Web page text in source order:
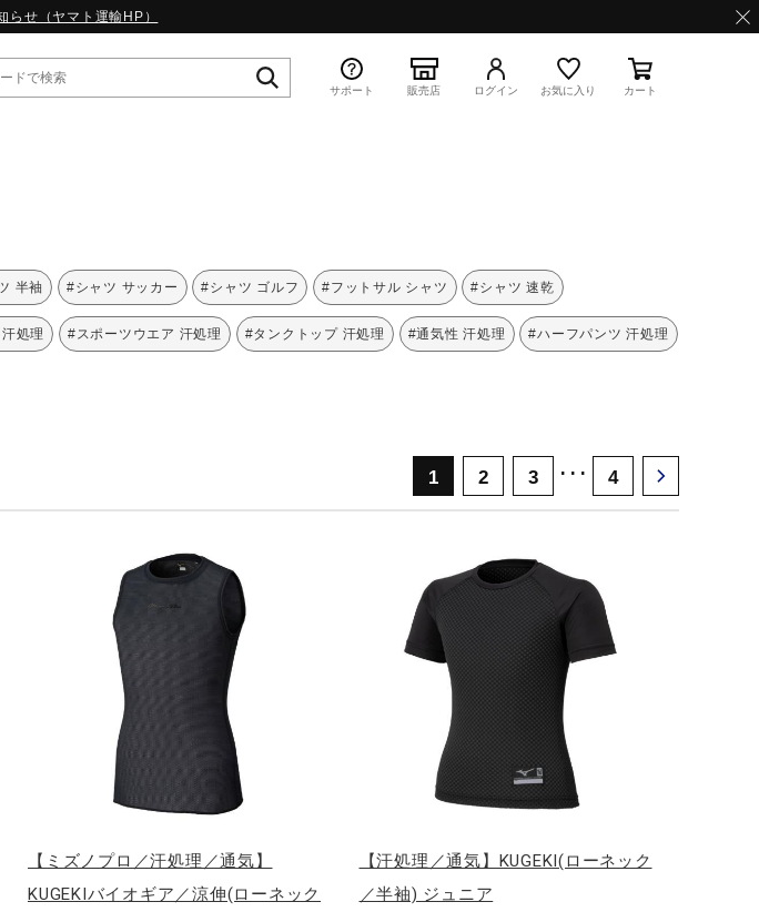
らせ（ヤマト運輸HP）
サポート 販売店 ログイン お気に入り カート
半袖 #シャツ サッカー #シャツ ゴルフ #フットサル シャツ #シャツ 速乾
処理 #スポーツウエア 汗処理 #タンクトップ 汗処理 #通気性 汗処理 #ハーフパンツ 汗処理
1 2 3 ･･･ 4
【ミズノプロ／汗処理／通気】
KUGEKIバイオギア／涼伸(ローネック
【汗処理／通気】KUGEKI(ローネック
／半袖) ジュニア